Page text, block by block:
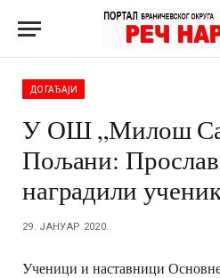
ДОГАЂАЈИ
У ОШ „Милош
Пољани:
наградили
29. ЈАНУАР 2020.
Ученици и наставници